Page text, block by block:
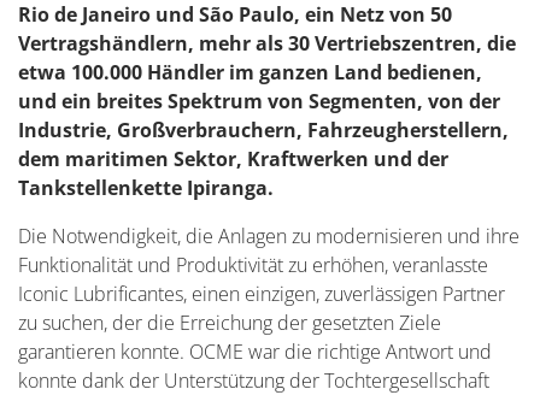
Rio de Janeiro und São Paulo, ein Netz von 50
Vertragshändlern, mehr als 30 Vertriebszentren, die
etwa 100.000 Händler im ganzen Land bedienen,
und ein breites Spektrum von Segmenten, von der
Industrie, Großverbrauchern, Fahrzeugherstellern,
dem maritimen Sektor, Kraftwerken und der
Tankstellenkette Ipiranga.
Die Notwendigkeit, die Anlagen zu modernisieren und ihre
Funktionalität und Produktivität zu erhöhen, veranlasste
Iconic Lubrificantes, einen einzigen, zuverlässigen Partner
zu suchen, der die Erreichung der gesetzten Ziele
garantieren konnte. OCME war die richtige Antwort und
konnte dank der Unterstützung der Tochtergesellschaft